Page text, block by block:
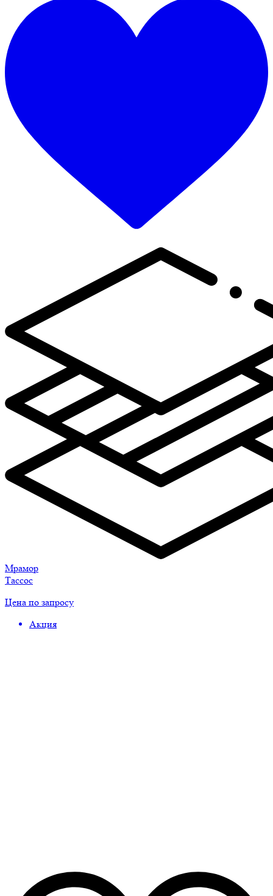
Мрамор
Тассос
Цена по запросу
Акция